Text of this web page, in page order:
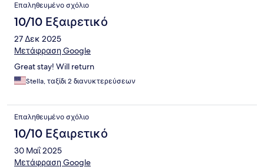
Επαληθευμένο σχόλιο
10/10 Εξαιρετικό
27 Δεκ 2025
Μετάφραση Google
Great stay! Will return
Stella, ταξίδι 2 διανυκτερεύσεων
Επαληθευμένο σχόλιο
10/10 Εξαιρετικό
30 Μαΐ 2025
Μετάφραση Google